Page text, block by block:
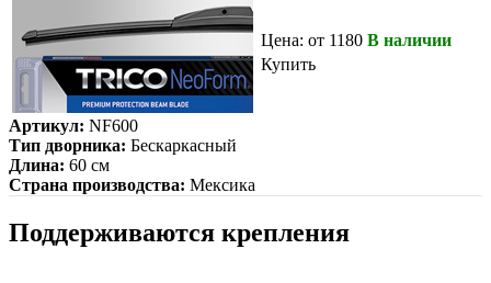
Цена: от 1180 В наличии
Купить
Артикул: NF600
Тип дворника: Бескаркасный
Длина: 60 см
Страна производства: Мексика
Поддерживаются крепления